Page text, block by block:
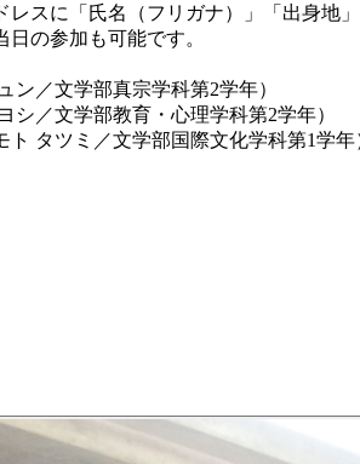
スに「氏名（フリガナ）」「出身地
の参加も可能です。
／文学部真宗学科第2学年）
／文学部教育・心理学科第2学年）
ツミ／文学部国際文化学科第1学年